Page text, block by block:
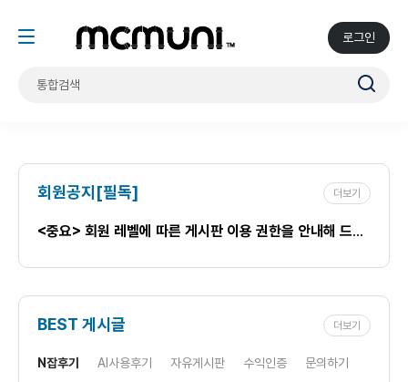
로그인
회원공지[필독] 더보기
<중요> 회원 레벨에 따른 게시판 이용 권한을 안내해 드립니다.
BEST 게시글
N잡후기 AI사용후기 자유게시판 수익인증 문의하기
더보기